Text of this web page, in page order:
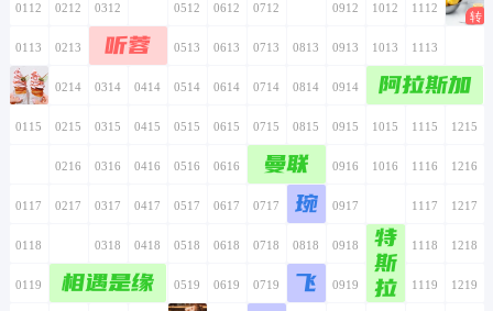
0112 0212 0312 0512 0612 0712 0912 1012 1112 1212
0113 0213 0313
听蓉
0413 0513 0613 0713 0813 0913 1013 1113
0114 0214 0314 0414 0514 0614 0714 0814 0914 1014
阿拉斯加
1114 1214
0115 0215 0315 0415 0515 0615 0715 0815 0915 1015 1115 1215
0216 0316 0416 0516 0616 0716
曼联
0816 0916 1016 1116 1216
0117 0217 0317 0417 0517 0617 0717 0817
琬 0917 1117 1217
0118 0318 0418 0518 0618 0718 0818 0918 1018
特
斯
拉
1118 1218
0119 0219
相遇是缘
0319 0419 0519 0619 0719 0819
飞 0919 1019 1119 1219